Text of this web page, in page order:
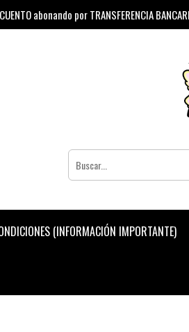
abonando por TRANSFERENCIA
(INFORMACIÓN IMPORTANTE)